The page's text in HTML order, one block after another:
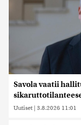
Savola vaatii
Uutiset | 3.8.2026 11:01